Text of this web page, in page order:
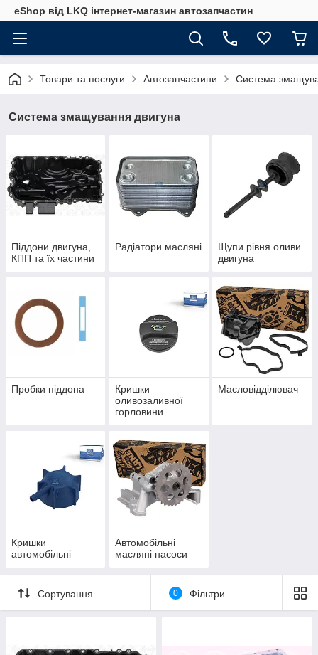
eShop від LKQ інтернет-магазин автозапчастин
Товари та послуги Автозапчастини Система
Система змащування двигуна
Піддони двигуна,
КПП та їх частини
Радіатори масляні
Щупи рівня оливи
двигуна
Пробки піддона
Кришки
оливозаливної
горловини
Масловідділювач
Кришки
автомобільні
Автомобільні
масляні насоси
Сортування 0 Фільтри